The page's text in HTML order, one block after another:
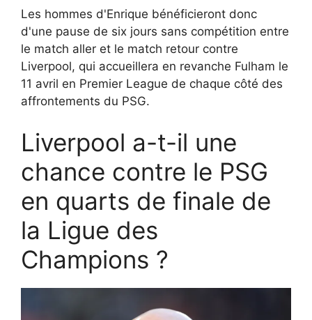
Les hommes d'Enrique bénéficieront donc
d'une pause de six jours sans compétition entre
le match aller et le match retour contre
Liverpool, qui accueillera en revanche Fulham le
11 avril en Premier League de chaque côté des
affrontements du PSG.
Liverpool a-t-il une
chance contre le PSG
en quarts de finale de
la Ligue des
Champions ?